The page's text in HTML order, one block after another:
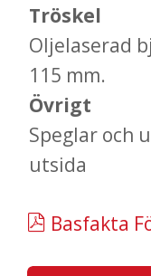
Tröskel
Oljelaserad
115 mm.
Övrigt
Speglar och
utsida
Basfakta